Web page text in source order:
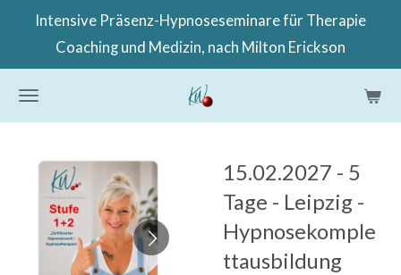
Hauptinhalt
springen
Intensive Präsenz-Hypnoseseminare für Therapie
Coaching und Medizin, nach Milton Erickson
15.02.2027 - 5
Tage - Leipzig -
Hypnosekomple
ttausbildung